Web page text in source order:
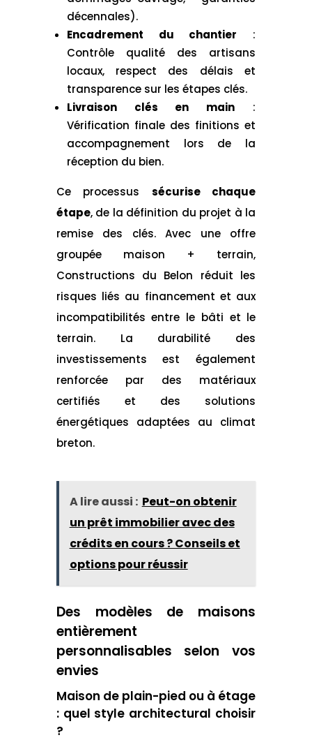
décennales).
Encadrement du chantier :
Contrôle qualité des artisans
locaux, respect des délais et
transparence sur les étapes clés.
Livraison clés en main :
Vérification finale des finitions et
accompagnement lors de la
réception du bien.
Ce processus sécurise chaque
étape, de la définition du projet à la
remise des clés. Avec une offre
groupée maison + terrain,
Constructions du Belon réduit les
risques liés au financement et aux
incompatibilités entre le bâti et le
terrain. La durabilité des
investissements est également
renforcée par des matériaux
certifiés et des solutions
énergétiques adaptées au climat
breton.
A lire aussi : Peut-on obtenir
un prêt immobilier avec des
crédits en cours ? Conseils et
options pour réussir
Des modèles de maisons
entièrement
personnalisables selon vos
envies
Maison de plain-pied ou à étage
: quel style architectural choisir
?